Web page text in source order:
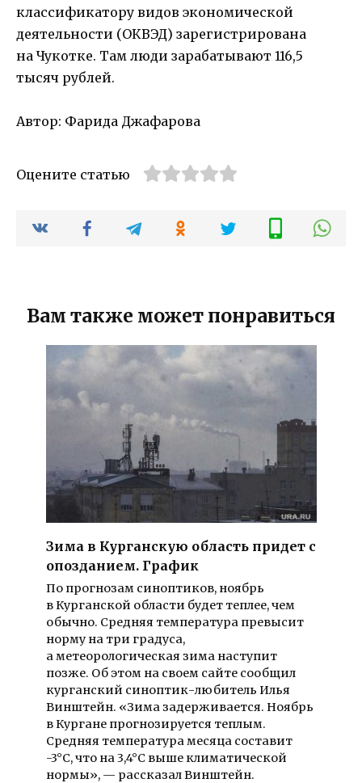
классификатору видов экономической
деятельности (ОКВЭД) зарегистрирована
на Чукотке. Там люди зарабатывают 116,5
тысяч рублей.
Автор: Фарида Джафарова
Оцените статью
Вам также может понравиться
Зима в Курганскую область придет с
опозданием. График
По прогнозам синоптиков, ноябрь
в Курганской области будет теплее, чем
обычно. Средняя температура превысит
норму на три градуса,
а метеорологическая зима наступит
позже. Об этом на своем сайте сообщил
курганский синоптик-любитель Илья
Винштейн. «Зима задерживается. Ноябрь
в Кургане прогнозируется теплым.
Средняя температура месяца составит
-3°C, что на 3,4°C выше климатической
нормы», — рассказал Винштейн.